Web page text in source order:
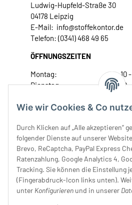
Wie wir Cookies & Co
Durch Klicken auf „Alle akzeptieren“
folgender Dienste auf unserer
Brevo, ReCaptcha, PayPal Express
Ratenzahlung, Google Analytics 4,
Tracking. Sie können die Einstellung
(Fingerabdruck-Icon links unten).
unter Konfigurieren und in unserer
Ludwig-Hupfeld-Straße 30
04178 Leipzig
E-Mail: info@stoffekontor.de
Telefon: (0341) 468 49 65
ÖFFNUNGSZEITEN
Montag:
10
Dienstag:
Donnerstag:
10 -
Samstag:
10
Unser Service
Rechtliches